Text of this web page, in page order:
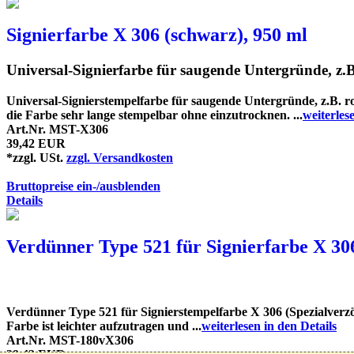
Signierfarbe X 306 (schwarz), 950 ml
Universal-Signierfarbe für saugende Untergründe,
Universal-Signierstempelfarbe für saugende Untergründe, z.B.
die Farbe sehr lange stempelbar ohne einzutrocknen. ...
Art.Nr. MST-X306
39,42 EUR
*zzgl. USt. zzgl. Versandkosten
Bruttopreise ein-/ausblenden
Details
Verdünner Type 521 für Signierfarbe X
Verdünner Type 521 für Signierstempelfarbe X 306
Farbe ist leichter aufzutragen und ...weiterlesen in den Details
Art.Nr. MST-180vX306